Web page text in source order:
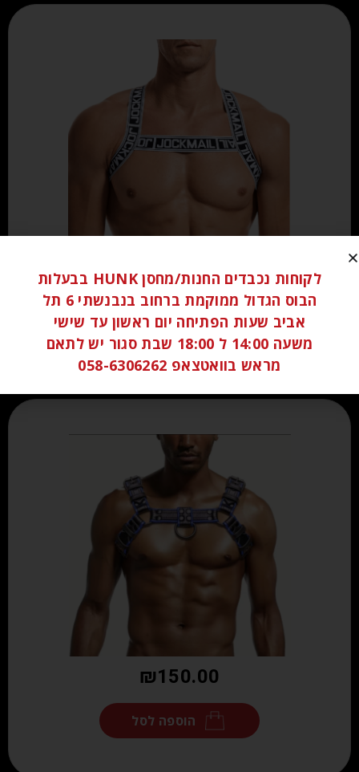
₪60.00
הוספה לסל
₪150.00
הוספה לסל
לקוחות נכבדים החנות/מחסן HUNK בבעלות
הבוס הגדול ממוקמת ברחוב בנבנשתי 6 תל
אביב שעות הפתיחה יום ראשון עד שישי
משעה 14:00 ל 18:00 שבת סגור יש לתאם
מראש בוואטצאפ 058-6306262